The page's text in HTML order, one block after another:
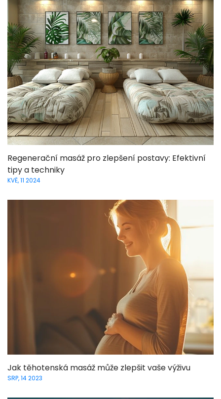
Regenerační masáž pro zlepšení postavy: Efektivní
tipy a techniky
KVĚ, 11 2024
Jak těhotenská masáž může zlepšit vaše výživu
SRP, 14 2023